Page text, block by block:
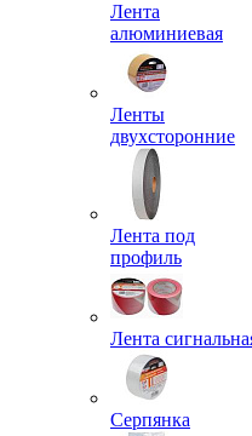
Лента
алюминиевая
Ленты
двухсторонние
Лента под
профиль
Лента
Серпянка